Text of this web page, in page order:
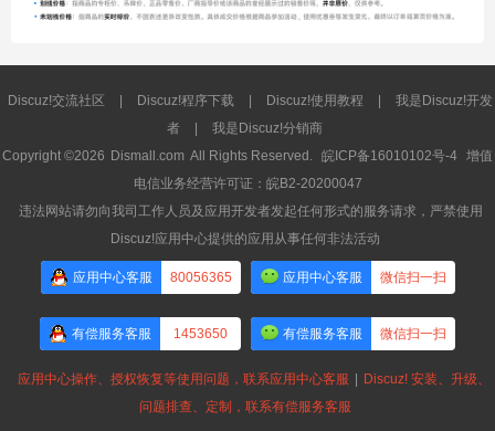
Discuz!交流社区 Discuz!程序下载 Discuz!使用教程
我是Discuz!开发
者
我是Discuz!分销商
Copyright ©2026 Dismall.com All Rights Reserved. 皖ICP备16010102号-4 增值
电信业务经营许可证：皖B2-20200047
违法网站请勿向我司工作人员及应用开发者发起任何形式的服务请求，严禁使用
Discuz!应用中心提供的应用从事任何非法活动
应用中心客服 80056365 应用中心客服 微信扫一扫
有偿服务客服 1453650 有偿服务客服 微信扫一扫
应用中心操作、授权恢复等使用问题，联系应用中心客服
Discuz! 安装、升级、
问题排查、定制，联系有偿服务客服